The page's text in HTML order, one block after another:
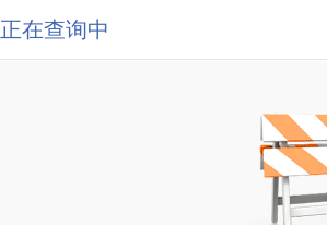
正在查询中